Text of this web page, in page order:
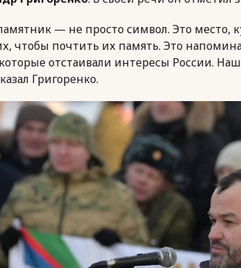
— не просто символ. Это место,
чтобы почтить их память. Это
отстаивали интересы России.
Григоренко.